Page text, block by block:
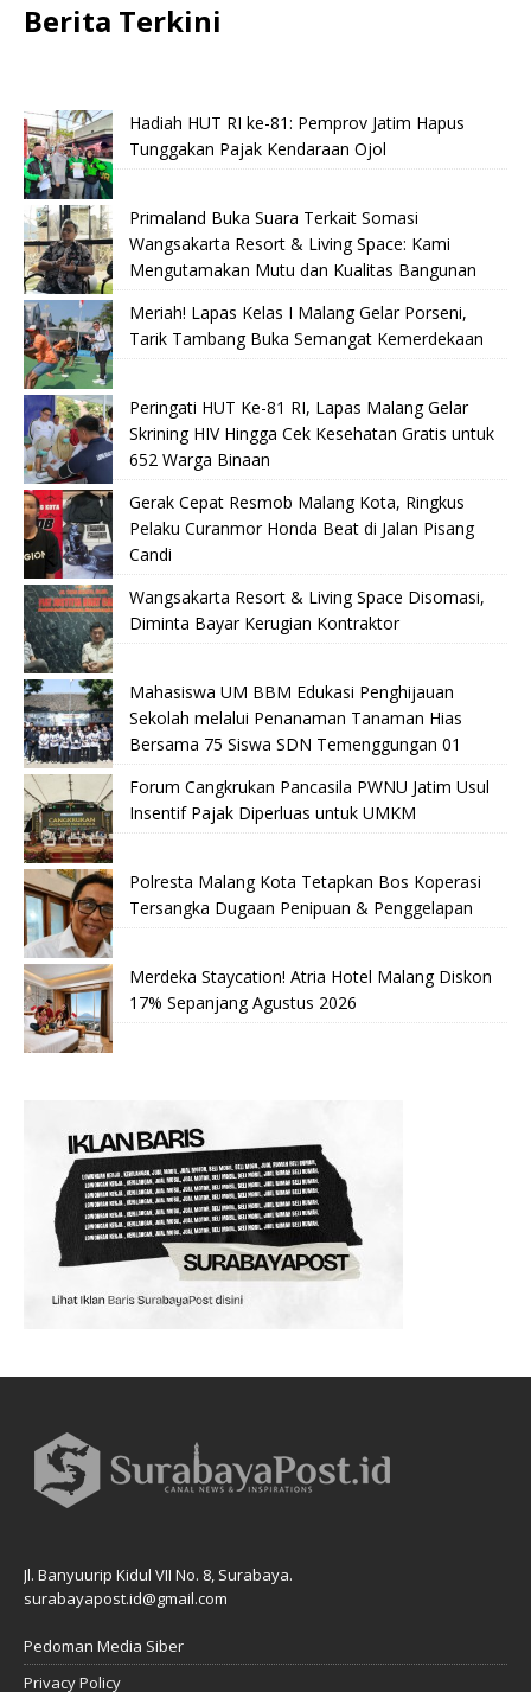
Berita Terkini
Hadiah HUT RI ke-81: Pemprov Jatim Hapus
Tunggakan Pajak Kendaraan Ojol
Primaland Buka Suara Terkait Somasi
Wangsakarta Resort & Living Space: Kami
Mengutamakan Mutu dan Kualitas Bangunan
Meriah! Lapas Kelas I Malang Gelar Porseni,
Tarik Tambang Buka Semangat Kemerdekaan
Peringati HUT Ke-81 RI, Lapas Malang Gelar
Skrining HIV Hingga Cek Kesehatan Gratis untuk
652 Warga Binaan
Gerak Cepat Resmob Malang Kota, Ringkus
Pelaku Curanmor Honda Beat di Jalan Pisang
Candi
Wangsakarta Resort & Living Space Disomasi,
Diminta Bayar Kerugian Kontraktor
Mahasiswa UM BBM Edukasi Penghijauan
Sekolah melalui Penanaman Tanaman Hias
Bersama 75 Siswa SDN Temenggungan 01
Forum Cangkrukan Pancasila PWNU Jatim Usul
Insentif Pajak Diperluas untuk UMKM
Polresta Malang Kota Tetapkan Bos Koperasi
Tersangka Dugaan Penipuan & Penggelapan
Merdeka Staycation! Atria Hotel Malang Diskon
17% Sepanjang Agustus 2026
Jl. Banyuurip Kidul VII No. 8, Surabaya.
surabayapost.id@gmail.com
Pedoman Media Siber
Privacy Policy